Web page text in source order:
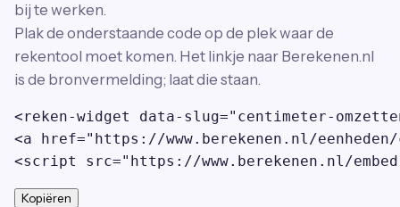
bij te werken.
Plak de onderstaande code op de plek waar de
rekentool moet komen. Het linkje naar Berekenen.nl
is de bronvermelding; laat die staan.
<reken-widget data-slug="centimeter-
<a href="https://www.berekenen.nl/
<script src="https://www.berekenen.nl/
Kopiëren